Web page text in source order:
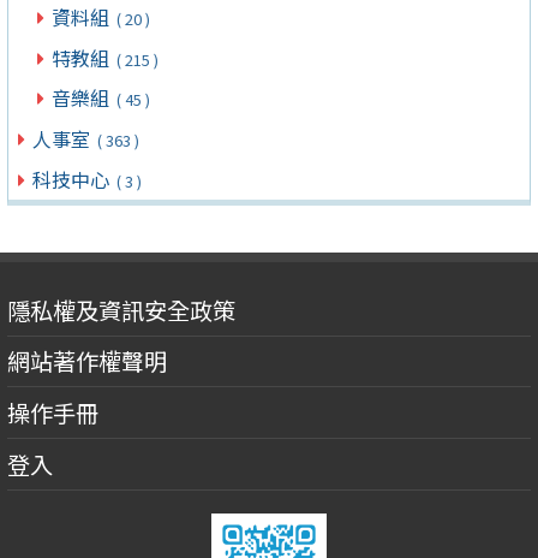
資料組 ( 20 )
特教組 ( 215 )
音樂組 ( 45 )
人事室 ( 363 )
科技中心 ( 3 )
隱私權及資訊安全政策
網站著作權聲明
操作手冊
登入